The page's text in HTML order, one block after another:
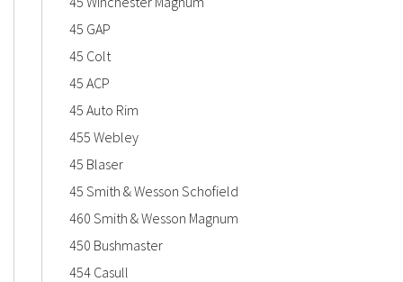
45 GAP
45 Colt
45 ACP
45 Auto Rim
455 Webley
45 Blaser
45 Smith & Wesson Schofield
460 Smith & Wesson Magnum
450 Bushmaster
454 Casull